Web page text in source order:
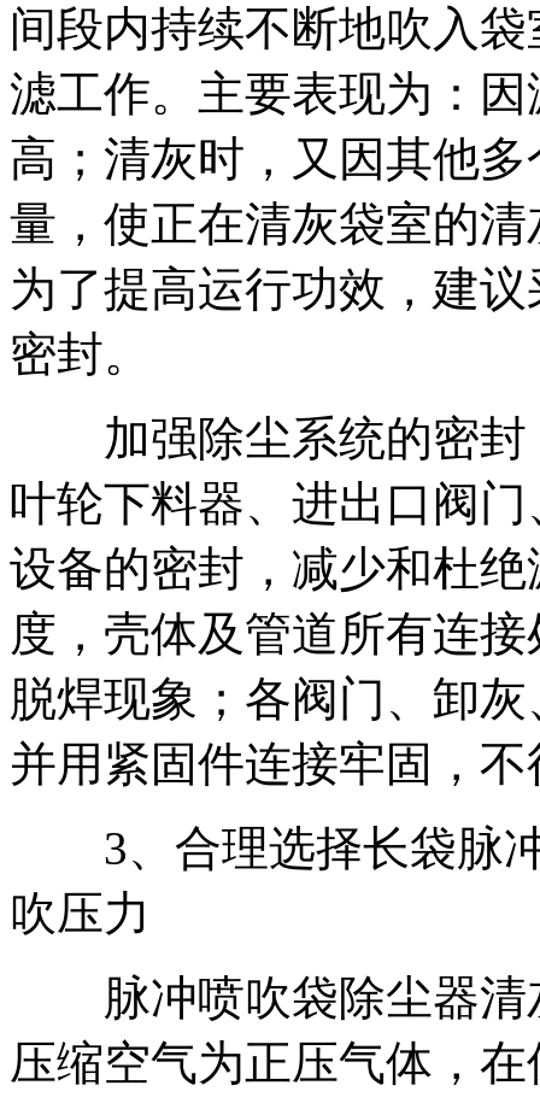
间段内持续不断地吹入
滤工作。主要表现为：
高；清灰时，又因其他
量，使正在清灰袋室的
为了提高运行功效，建
密封。
加强除尘系统的密封
叶轮下料器、进出口阀门
设备的密封，减少和杜
度，壳体及管道所有连
脱焊现象；各阀门、卸
并用紧固件连接牢固，
3、合理选择长袋脉冲
吹压力
脉冲喷吹袋除尘器清
压缩空气为正压气体，